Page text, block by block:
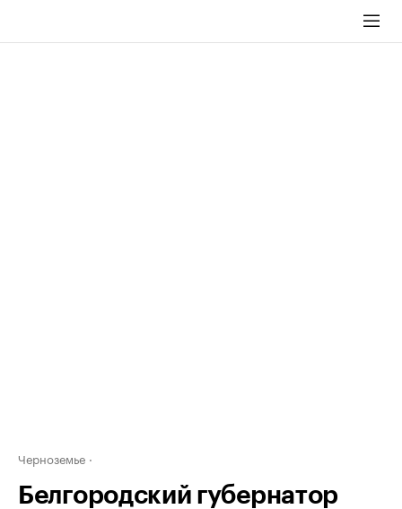
Черноземье
Белгородский губернатор